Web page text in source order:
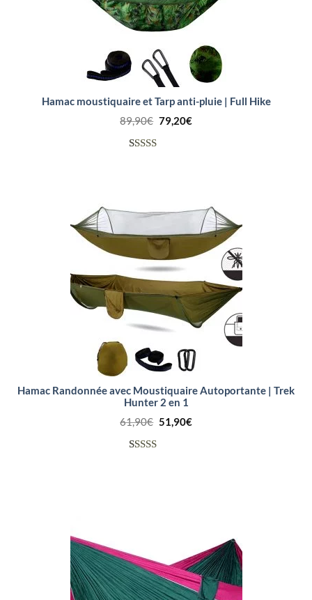
Hamac moustiquaire et Tarp anti-pluie | Full Hike
89,90€ Le
prix
79,20€Le
Hamac Randonnée avec Moustiquaire Autoportante | Trek
Hunter 2 en 1
61,90€ Le
prix
51,90€Le